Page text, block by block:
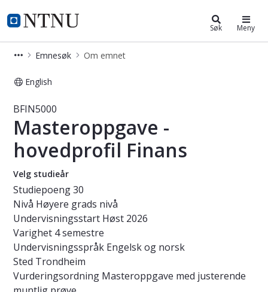
NTNU Hjemmeside
Studier Søk Meny
Emnesøk Om emnet
English
Emne - Masteroppgave -
BFIN5000
Masteroppgave -
hovedprofil Finans
Velg studieår
Studiepoeng30
Nivå Høyere grads nivå
Undervisningsstart Høst 2026
Varighet 4 semestre
Undervisningsspråk Engelsk og norsk
Sted Trondheim
Vurderingsordning Masteroppgave med justerende